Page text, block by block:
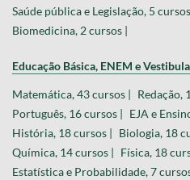
Saúde pública e Legislação, 5
Biomedicina, 2 cursos |
Educação Básica, ENEM e
Matemática, 43 cursos | Redação,
Português, 16 cursos | EJA e
História, 18 cursos | Biologia, 18
Química, 14 cursos | Física, 18
Estatística e Probabilidade, 7